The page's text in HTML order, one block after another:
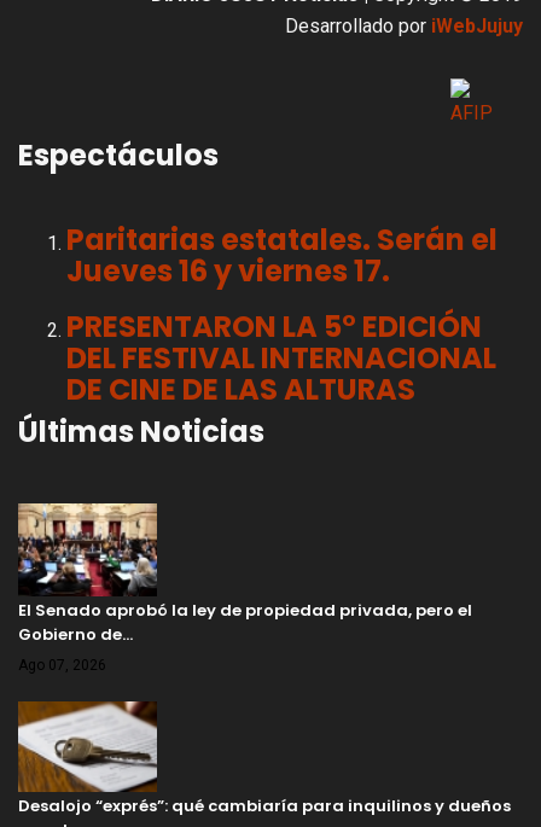
Desarrollado por iWebJujuy
Espectáculos
Paritarias estatales. Serán el
Jueves 16 y viernes 17.
PRESENTARON LA 5° EDICIÓN
DEL FESTIVAL INTERNACIONAL
DE CINE DE LAS ALTURAS
Últimas Noticias
El Senado aprobó la ley de propiedad privada, pero el
Gobierno de…
Ago 07, 2026
Desalojo “exprés”: qué cambiaría para inquilinos y dueños